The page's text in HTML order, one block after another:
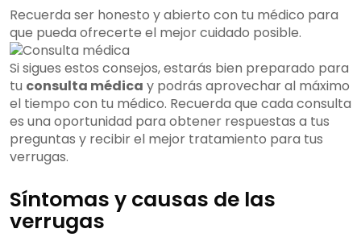
Recuerda ser honesto y abierto con tu médico para
que pueda ofrecerte el mejor cuidado posible.
Si sigues estos consejos, estarás bien preparado para
tu consulta médica y podrás aprovechar al máximo
el tiempo con tu médico. Recuerda que cada consulta
es una oportunidad para obtener respuestas a tus
preguntas y recibir el mejor tratamiento para tus
verrugas.
Síntomas y causas de las
verrugas